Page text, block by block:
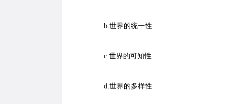
b.世界的统一性
c.世界的可知性
d.世界的多样性